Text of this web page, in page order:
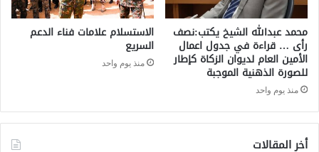
محمد عبدالله الشيخ يكتب:نصف
رأى … قراءة في جدول اعمال
الأمين العام لديوان الزكاة كإطار
للصورة الذهنية الموجبة
منذ يوم واحد
الاستسلام علامات فناء الدعم
السريع
منذ يوم واحد
أخر المقالات